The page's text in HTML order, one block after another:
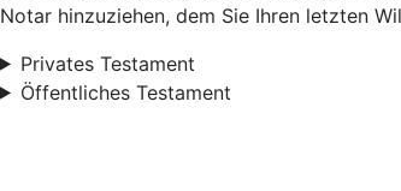
Notar hinzuziehen, dem Sie Ihren letzten
Privates Testament
Öffentliches Testament